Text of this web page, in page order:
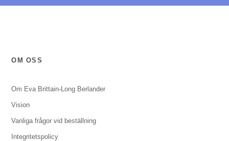
OM OSS
Om Eva Brittain-Long Berlander
Vision
Vanliga frågor vid beställning
Integritetspolicy